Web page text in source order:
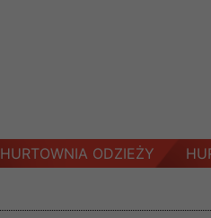
HURTOWNIA ODZIEŻY